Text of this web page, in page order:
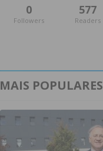
0
Followers
577
Readers
MAIS POPULARES